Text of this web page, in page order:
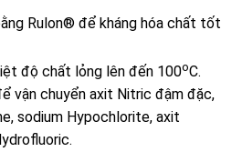
Rulon® để kháng hóa chất tốt
độ chất lỏng lên đến 100oC.
vận chuyển axit Nitric đậm đặc,
sodium Hypochlorite, axit